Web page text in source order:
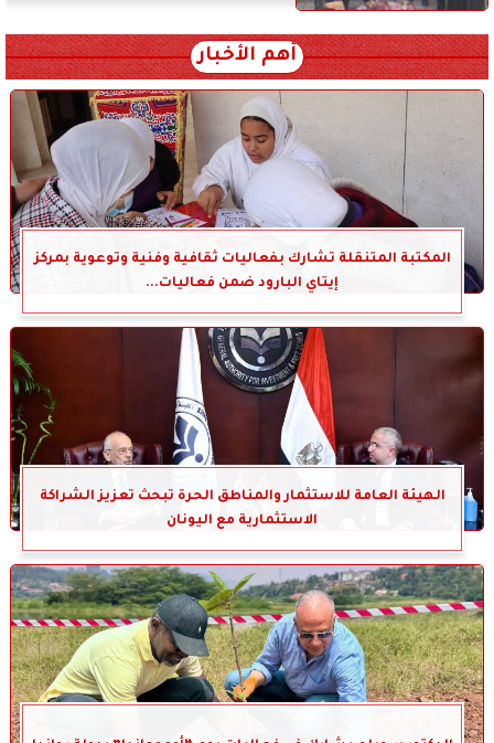
أهم الأخبار
المكتبة المتنقلة تشارك بفعاليات ثقافية وفنية وتوعوية بمركز
إيتاي البارود ضمن فعاليات...
الهيئة العامة للاستثمار والمناطق الحرة تبحث تعزيز الشراكة
الاستثمارية مع اليونان